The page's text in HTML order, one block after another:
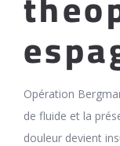
Opération
de fluide et la
douleur devient